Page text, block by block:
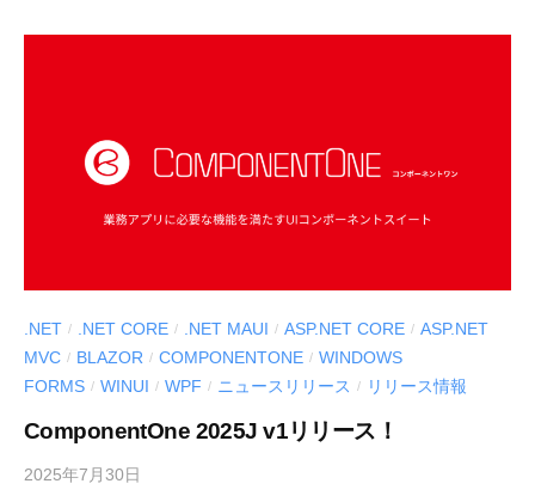
.NET / .NET CORE / .NET MAUI / ASP.NET CORE / ASP.NET
MVC / BLAZOR / COMPONENTONE / WINDOWS
FORMS / WINUI / WPF / ニュースリリース / リリース情報
ComponentOne 2025J v1リリース！
2025年7月30日